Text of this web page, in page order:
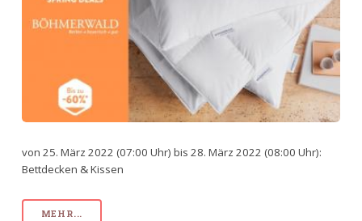
von 25. März 2022 (07:00 Uhr) bis 28. März 2022 (08:00 Uhr):
Bettdecken & Kissen
MEHR...